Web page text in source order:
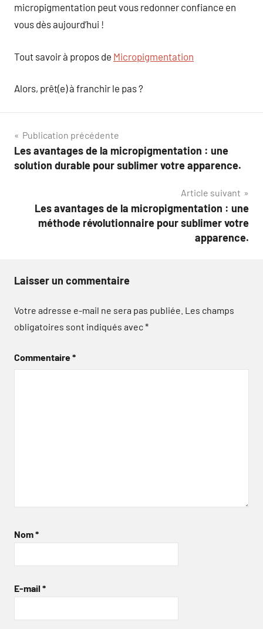
micropigmentation peut vous redonner confiance en
vous dès aujourd’hui !
Tout savoir à propos de Micropigmentation
Alors, prêt(e) à franchir le pas ?
Navigation
de
Publication précédente
Les avantages de la micropigmentation : une
solution durable pour sublimer votre apparence.
Article suivant
Les avantages de la micropigmentation : une
méthode révolutionnaire pour sublimer votre
apparence.
Laisser un commentaire
Votre adresse e-mail ne sera pas publiée. Les champs
obligatoires sont indiqués avec*
Commentaire*
Nom*
E-mail *